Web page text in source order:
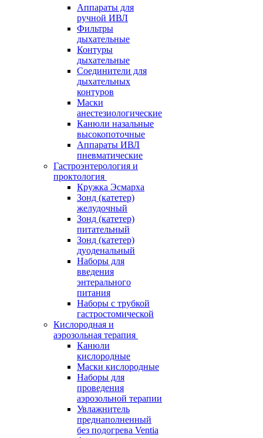
Аппараты для
ручной ИВЛ
Фильтры
дыхательные
Контуры
дыхательные
Соединители для
дыхательных
контуров
Маски
анестезиологические
Канюли назальные
высокопоточные
Аппараты ИВЛ
пневматические
Гастроэнтерология и
проктология
Кружка Эсмарха
Зонд (катетер)
желудочный
Зонд (катетер)
питательный
Зонд (катетер)
дуоденальный
Наборы для
введения
энтерального
питания
Наборы с трубкой
гастростомической
Кислородная и
аэрозольная терапия
Канюли
кислородные
Маски кислородные
Наборы для
проведения
аэрозольной терапии
Увлажнитель
преднаполненный
без подогрева Ventia